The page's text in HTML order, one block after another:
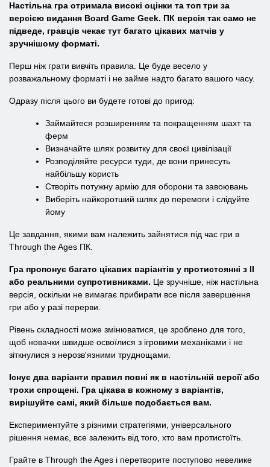
Настільна гра отримала високі оцінки та топ три за
версією видання Board Game Geek. ПК версія так само не
підведе, гравців чекає тут багато цікавих матчів у
зручнішому форматі.
Перш ніж грати вивчіть правила. Це буде весело у
розважальному форматі і не займе надто багато вашого часу.
Одразу після цього ви будете готові до пригод:
Займайтеся розширенням та покращенням шахт та
ферм
Визначайте шлях розвитку для своєї цивілізації
Розподіляйте ресурси туди, де вони принесуть
найбільшу користь
Створіть потужну армію для оборони та завоювань
Виберіть найкоротший шлях до перемоги і слідуйте
йому
Це завдання, якими вам належить зайнятися під час гри в
Through the Ages ПК.
Гра пропонує багато цікавих варіантів у протистоянні з ІІ
або реальними супротивниками. Це зручніше, ніж настільна
версія, оскільки не вимагає прибирати все після завершення
гри або у разі перерви.
Рівень складності може змінюватися, це зроблено для того,
щоб новачки швидше освоїлися з ігровими механіками і не
зіткнулися з нерозв'язними труднощами.
Існує два варіанти правил повні як в настільній версії або
трохи спрощені. Гра цікава в кожному з варіантів,
вирішуйте самі, який більше подобається вам.
Експериментуйте з різними стратегіями, універсального
рішення немає, все залежить від того, хто вам протистоїть.
Грайте в Through the Ages і перетворите поступово невелике